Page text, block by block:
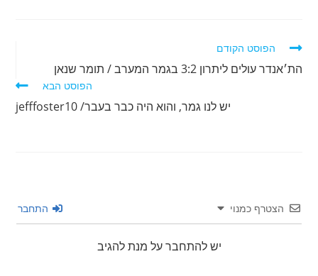
לקרוא
נוספים
הפוסט הקודם
הת׳אנדר עולים ליתרון 3:2 בגמר המערב / תומר שנאן
הפוסט הבא
יש לנו גמר, והוא היה כבר בעבר/ jefffoster10
הצטרף כמנוי התחבר
יש להתחבר על מנת להגיב